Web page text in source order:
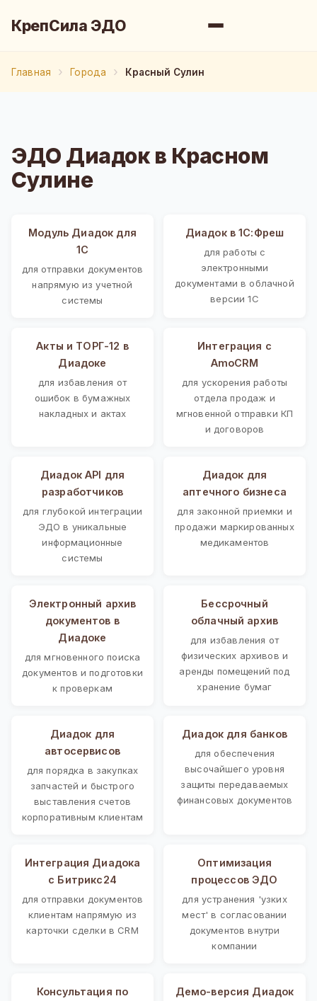
КрепСила ЭДО
Главная Города Красный Сулин
ЭДО Диадок в Красном
Сулине
Модуль Диадок для
1С
для отправки документов
напрямую из учетной
системы
Диадок в 1С:Фреш
для работы с
электронными
документами в облачной
версии 1С
Акты и ТОРГ-12 в
Диадоке
для избавления от
ошибок в бумажных
накладных и актах
Интеграция с
AmoCRM
для ускорения работы
отдела продаж и
мгновенной отправки КП
и договоров
Диадок API для
разработчиков
для глубокой интеграции
ЭДО в уникальные
информационные
системы
Диадок для
аптечного бизнеса
для законной приемки и
продажи маркированных
медикаментов
Электронный архив
документов в
Диадоке
для мгновенного поиска
документов и подготовки
к проверкам
Бессрочный
облачный архив
для избавления от
физических архивов и
аренды помещений под
хранение бумаг
Диадок для
автосервисов
для порядка в закупках
запчастей и быстрого
выставления счетов
корпоративным клиентам
Диадок для банков
для обеспечения
высочайшего уровня
защиты передаваемых
финансовых документов
Интеграция Диадока
с Битрикс24
для отправки документов
клиентам напрямую из
карточки сделки в CRM
Оптимизация
процессов ЭДО
для устранения 'узких
мест' в согласовании
документов внутри
компании
Консультация по
Демо-версия Диадок